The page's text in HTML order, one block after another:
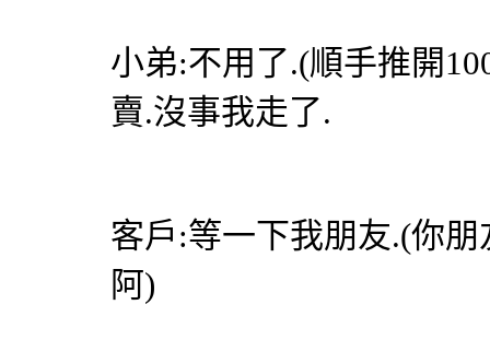
小弟:不用了.(順手推開
賣.沒事我走了.
客戶:等一下我朋友.(你
阿)